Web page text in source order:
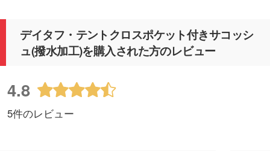
デイタフ・テントクロスポケット付きサコッシ
ュ(撥水加工)を購入された方のレビュー
4.8
5件のレビュー